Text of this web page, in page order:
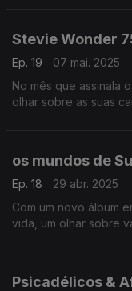
Stevie Wonder
Ep. 19
07 mai. 2025
No mês que assinala
olhar sobre as suas
os mundos de
Ep. 18
29 abr. 2025
Com um novo álbum
vida, um olhar sobre
Psicadélicos &